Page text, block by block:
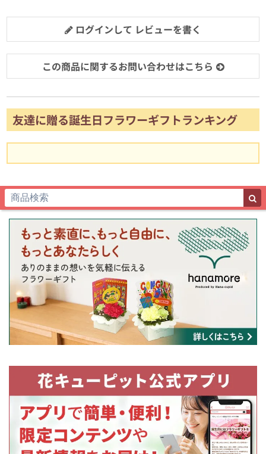
ログインして レビューを書く
この商品に関するお問い合わせはこちら
友達に贈る誕生日フラワーギフトランキング